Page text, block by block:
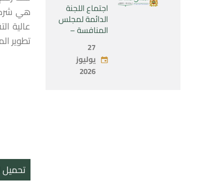
»
اجتماع اللجنة
الدائمة لمجلس
المنافسة –
2026
27
يوليوز
2026
هي
تطوير
تحميل